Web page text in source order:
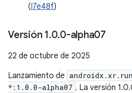
(I7e48f)
Versión 1.0.0-alpha07
22 de octubre de 2025
Lanzamiento de
*:1.0.0-alpha07 . La versión